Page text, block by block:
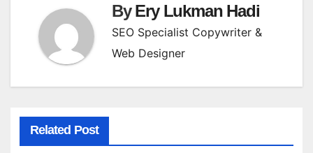
ByEry Lukman Hadi
SEO Specialist Copywriter &
Web Designer
Related Post